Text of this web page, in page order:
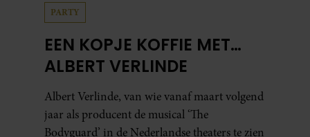
PARTY
EEN KOPJE KOFFIE MET…
ALBERT VERLINDE
Albert Verlinde, van wie vanaf maart volgend
jaar als producent de musical ‘The
Bodyguard’ in de Nederlandse theaters te zien